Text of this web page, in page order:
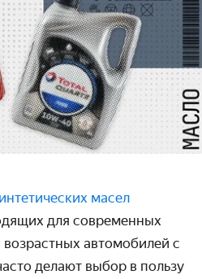
масел
для современных
автомобилей с
делают выбор в пользу